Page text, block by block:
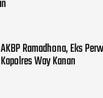
Ramadhona, Eks
Way Kanan